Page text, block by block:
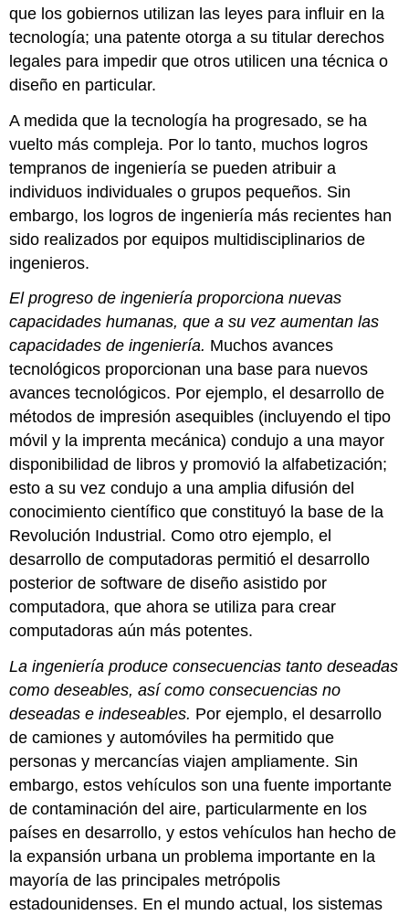
que los gobiernos utilizan las leyes para influir en la
tecnología; una patente otorga a su titular derechos
legales para impedir que otros utilicen una técnica o
diseño en particular.
A medida que la tecnología ha progresado, se ha
vuelto más compleja. Por lo tanto, muchos logros
tempranos de ingeniería se pueden atribuir a
individuos individuales o grupos pequeños. Sin
embargo, los logros de ingeniería más recientes han
sido realizados por equipos multidisciplinarios de
ingenieros.
El progreso de ingeniería proporciona nuevas
capacidades humanas, que a su vez aumentan las
capacidades de ingeniería. Muchos avances
tecnológicos proporcionan una base para nuevos
avances tecnológicos. Por ejemplo, el desarrollo de
métodos de impresión asequibles (incluyendo el tipo
móvil y la imprenta mecánica) condujo a una mayor
disponibilidad de libros y promovió la alfabetización;
esto a su vez condujo a una amplia difusión del
conocimiento científico que constituyó la base de la
Revolución Industrial. Como otro ejemplo, el
desarrollo de computadoras permitió el desarrollo
posterior de software de diseño asistido por
computadora, que ahora se utiliza para crear
computadoras aún más potentes.
La ingeniería produce consecuencias tanto deseadas
como deseables, así como consecuencias no
deseadas e indeseables. Por ejemplo, el desarrollo
de camiones y automóviles ha permitido que
personas y mercancías viajen ampliamente. Sin
embargo, estos vehículos son una fuente importante
de contaminación del aire, particularmente en los
países en desarrollo, y estos vehículos han hecho de
la expansión urbana un problema importante en la
mayoría de las principales metrópolis
estadounidenses. En el mundo actual, los sistemas